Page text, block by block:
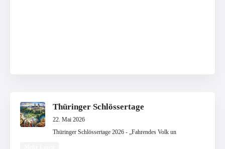
Thüringer Schlössertage
22. Mai 2026
Thüringer Schlössertage 2026 - „Fahrendes Volk un